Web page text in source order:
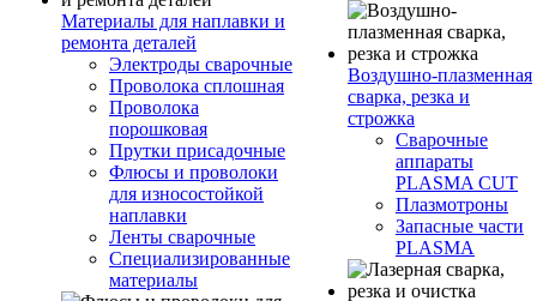
Материалы для наплавки и
ремонта деталей
Электроды сварочные
Проволока сплошная
Проволока
порошковая
Прутки присадочные
Флюсы и проволоки
для износостойкой
наплавки
Ленты сварочные
Специализированные
материалы
Воздушно-плазменная
сварка, резка и
строжка
Сварочные
аппараты
PLASMA CUT
Плазмотроны
Запасные части
PLASMA